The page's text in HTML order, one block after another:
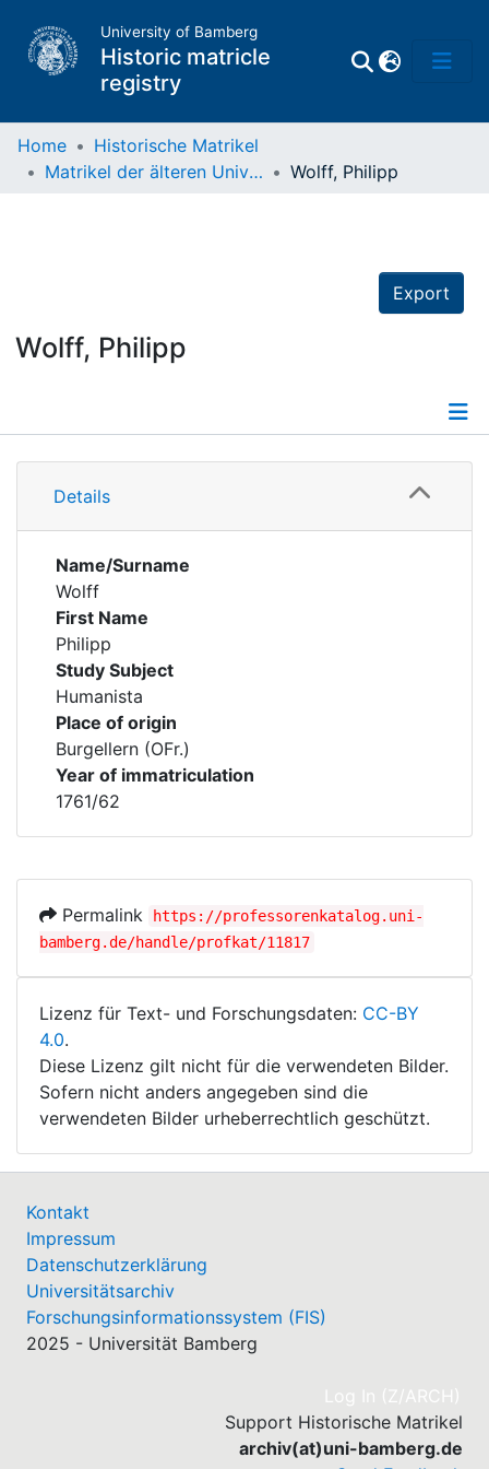
University of Bamberg
Historic matricle
registry
Home
Historische Matrikel
Matrikel der älteren Universität
Wolff, Philipp
Export
Wolff, Philipp
Details
Details
Name/Surname
Wolff
First Name
Philipp
Study Subject
Humanista
Place of origin
Burgellern (OFr.)
Year of immatriculation
1761/62
Permalink
https://professorenkatalog.uni-
bamberg.de/handle/profkat/11817
Lizenz für Text- und Forschungsdaten: CC-BY
4.0.
Diese Lizenz gilt nicht für die verwendeten Bilder.
Sofern nicht anders angegeben sind die
verwendeten Bilder urheberrechtlich geschützt.
Kontakt
Impressum
Datenschutzerklärung
Universitätsarchiv
Forschungsinformationssystem (FIS)
2025 - Universität Bamberg
Log In (Z/ARCH)
Support Historische Matrikel
archiv(at)uni-bamberg.de